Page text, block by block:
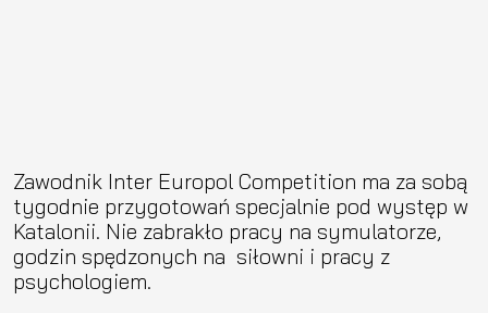
Zawodnik Inter Europol Competition ma za sobą
tygodnie przygotowań specjalnie pod występ w
Katalonii. Nie zabrakło pracy na symulatorze,
godzin spędzonych na siłowni i pracy z
psychologiem.